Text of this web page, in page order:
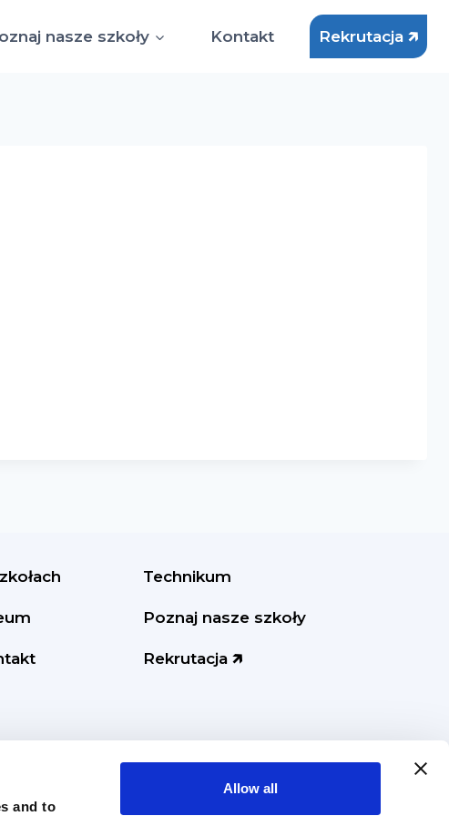
and to
Allow all
nasze szkoły Kontakt Rekrutacja 🡵
Technikum
Poznaj nasze szkoły
Rekrutacja 🡵